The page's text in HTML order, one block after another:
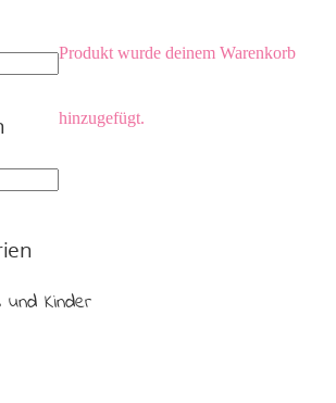
Produkt wurde deinem Warenkorb
hinzugefügt.
Kinder